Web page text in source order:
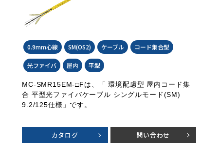
0.9mm心線 SM(OS2) ケーブル コード集合型
光ファイバ 屋内 平型
MC-SMR15EM-□Fは、「 環境配慮型 屋内コード集
合 平型光ファイバケーブル シングルモード(SM)
9.2/125仕様」です。
カタログ 問い合わせ